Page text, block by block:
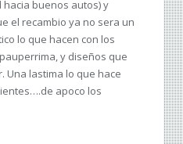
hacia buenos autos) y
el recambio ya no sera un
lo que hacen con los
y diseños que
Una lastima lo que hace
apoco los